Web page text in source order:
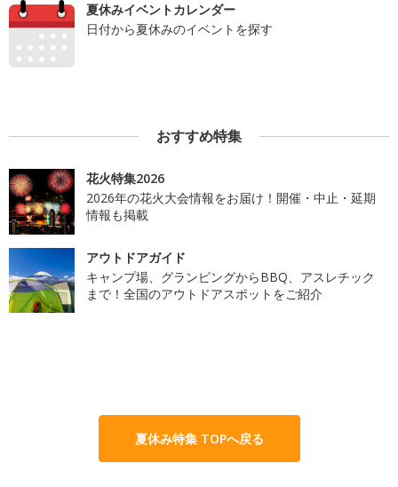
夏休みイベントカレンダー
日付から夏休みのイベントを探す
おすすめ特集
花火特集2026
2026年の花火大会情報をお届け！開催・中止・延期
情報も掲載
アウトドアガイド
キャンプ場、グランピングからBBQ、アスレチック
まで！全国のアウトドアスポットをご紹介
夏休み特集 TOPへ戻る